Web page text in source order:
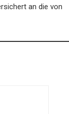
an die von